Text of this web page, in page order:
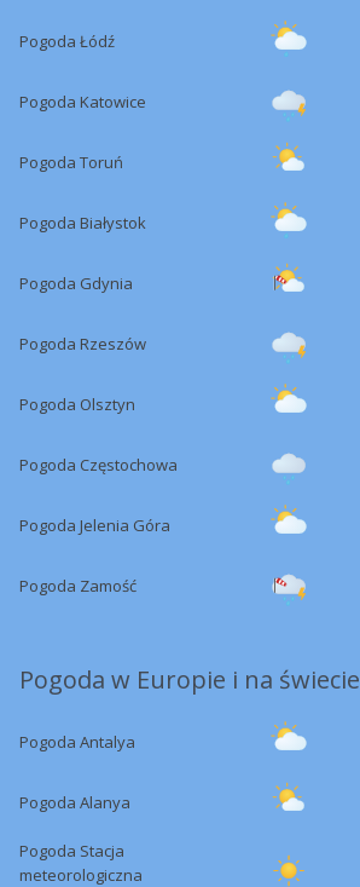
Pogoda Łódź
Pogoda Katowice
Pogoda Toruń
Pogoda Białystok
Pogoda Gdynia
Pogoda Rzeszów
Pogoda Olsztyn
Pogoda Częstochowa
Pogoda Jelenia Góra
Pogoda Zamość
Pogoda w Europie i na świecie
Pogoda Antalya
Pogoda Alanya
Pogoda Stacja
meteorologiczna